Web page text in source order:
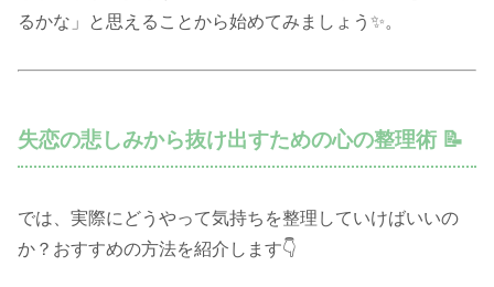
るかな」と思えることから始めてみましょう✨。
失恋の悲しみから抜け出すための心の整理術 📝
では、実際にどうやって気持ちを整理していけばいいの
か？おすすめの方法を紹介します👇